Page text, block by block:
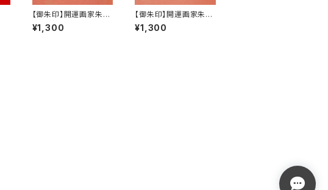
【御朱印】開運画家朱凰
コラボ 弁財天 御朱印
¥1,300
【御朱印】開運画家朱凰
コラボ 大黒天 御朱印
¥1,300